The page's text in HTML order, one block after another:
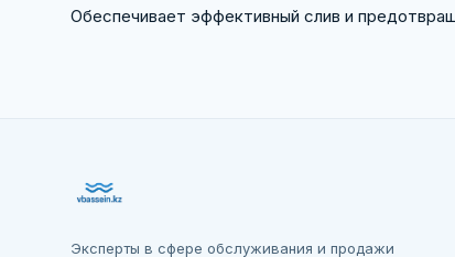
Обеспечивает эффективный слив и
Эксперты в сфере обслуживания и продажи